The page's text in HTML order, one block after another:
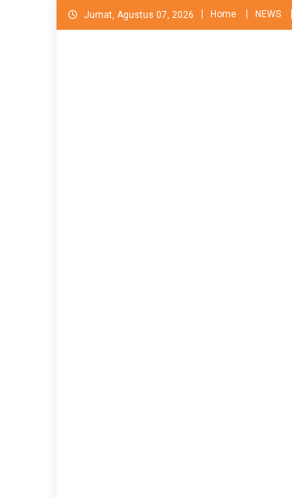
Skip
to
Jumat, Agustus 07, 2026 Home NEWS